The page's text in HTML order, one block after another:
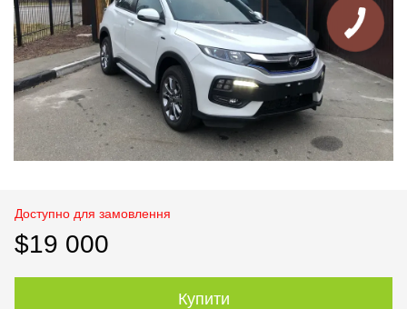
Доступно для замовлення
$19 000
Купити